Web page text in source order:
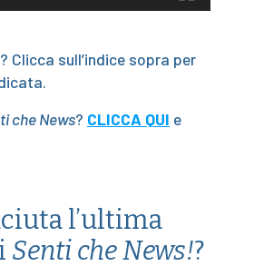
? Clicca sull’indice sopra per
che News? CLICCA QUI e
l’ultima
Senti che News!?